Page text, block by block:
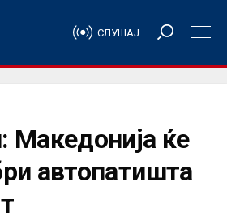
СЛУШАЈ
Македонија ќе
автопатишта